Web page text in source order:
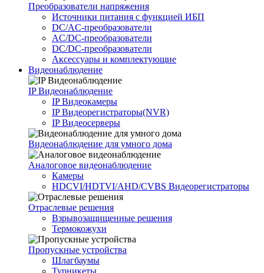
Преобразователи напряжения
Источники питания c функцией ИБП
DC/AC-преобразователи
AC/DC-преобразователи
DC/DC-преобразователи
Аксессуары и комплектующие
Видеонаблюдение
IP Видеонаблюдение
IP Видеокамеры
IP Видеорегистраторы(NVR)
IP Видеосерверы
Видеонаблюдение для умного дома
Аналоговое видеонаблюдение
Камеры
HDCVI/HDTVI/AHD/CVBS Видеорегистраторы
Отраслевые решения
Взрывозащищенные решения
Термокожухи
Пропускные устройства
Шлагбаумы
Турникеты